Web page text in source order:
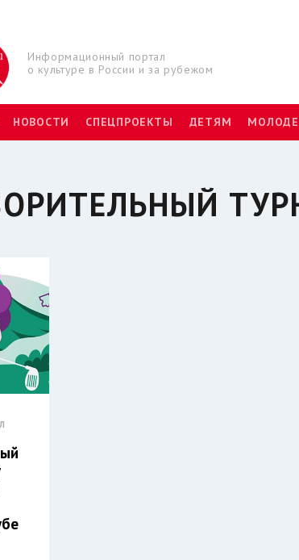
Информационный портал
о культуре в России и за рубежом
НОВОСТИ СПЕЦПРОЕКТЫ ДЕТЯМ